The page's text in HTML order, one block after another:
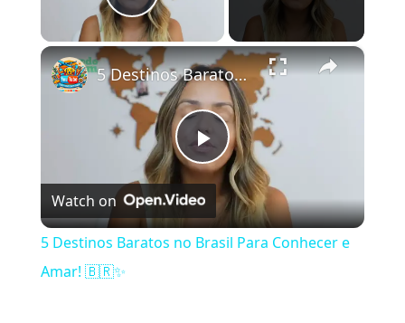
Play Video
×
Play Video
5 Destinos Baratos no Brasil Para Conhecer e Amar! 🇧🇷✨
Watch on
5 Destinos Baratos no Brasil Para Conhecer e
Amar! 🇧🇷✨